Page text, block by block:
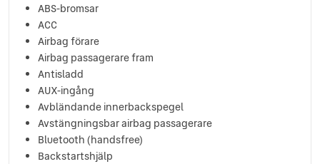
ABS-bromsar
ACC
Airbag förare
Airbag passagerare fram
Antisladd
AUX-ingång
Avbländande innerbackspegel
Avstängningsbar airbag passagerare
Bluetooth (handsfree)
Backstartshjälp